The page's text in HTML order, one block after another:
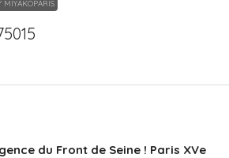
MIYAKOPARIS
du Front de Seine ! Paris XVe